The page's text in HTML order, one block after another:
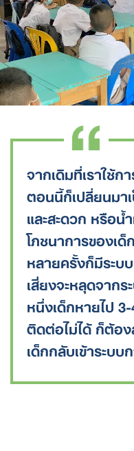
จากเดิมที่เราใช้ก
ตอนนี้ก็เปลี่ยนมา
และสะดวก หรือ
โภชนาการของเ
หลายครั้งก็มีระบ
เสี่ยงจะหลุดจาก
หนึ่งเด็กหายไป
ติดต่อไม่ได้ ก็ต้อ
เด็กกลับเข้าระบ